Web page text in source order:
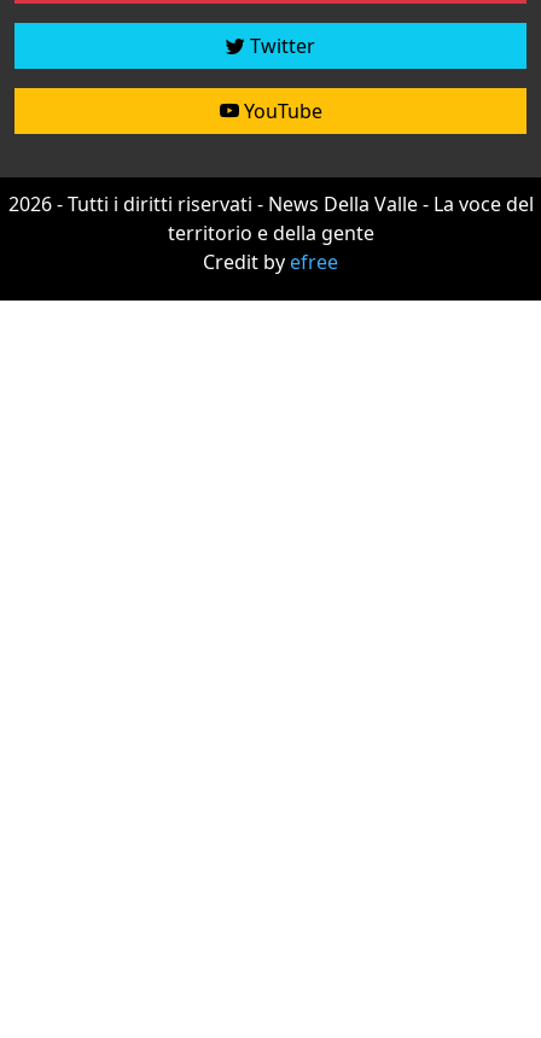
Twitter
YouTube
2026 - Tutti i diritti riservati - News Della Valle - La voce del
territorio e della gente
Credit byefree